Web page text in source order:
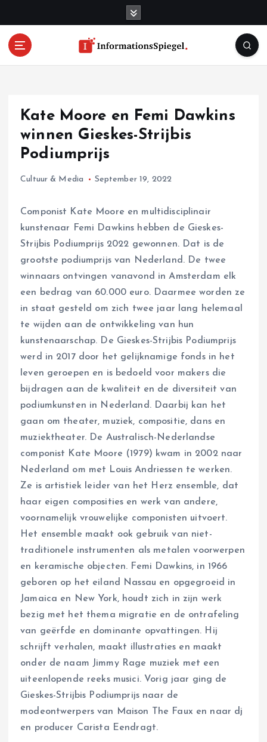
Kate Moore en Femi Dawkins
winnen Gieskes-Strijbis
Podiumprijs
Cultuur & Media September 19, 2022
Componist Kate Moore en multidisciplinair
kunstenaar Femi Dawkins hebben de Gieskes-
Strijbis Podiumprijs 2022 gewonnen. Dat is de
grootste podiumprijs van Nederland. De twee
winnaars ontvingen vanavond in Amsterdam elk
een bedrag van 60.000 euro. Daarmee worden ze
in staat gesteld om zich twee jaar lang helemaal
te wijden aan de ontwikkeling van hun
kunstenaarschap. De Gieskes-Strijbis Podiumprijs
werd in 2017 door het gelijknamige fonds in het
leven geroepen en is bedoeld voor makers die
bijdragen aan de kwaliteit en de diversiteit van
podiumkunsten in Nederland. Daarbij kan het
gaan om theater, muziek, compositie, dans en
muziektheater. De Australisch-Nederlandse
componist Kate Moore (1979) kwam in 2002 naar
Nederland om met Louis Andriessen te werken.
Ze is artistiek leider van het Herz ensemble, dat
haar eigen composities en werk van andere,
voornamelijk vrouwelijke componisten uitvoert.
Het ensemble maakt ook gebruik van niet-
traditionele instrumenten als metalen voorwerpen
en keramische objecten. Femi Dawkins, in 1966
geboren op het eiland Nassau en opgegroeid in
Jamaica en New York, houdt zich in zijn werk
bezig met het thema migratie en de ontrafeling
van geërfde en dominante opvattingen. Hij
schrijft verhalen, maakt illustraties en maakt
onder de naam Jimmy Rage muziek met een
uiteenlopende reeks musici. Vorig jaar ging de
Gieskes-Strijbis Podiumprijs naar de
modeontwerpers van Maison The Faux en naar dj
en producer Carista Eendragt.